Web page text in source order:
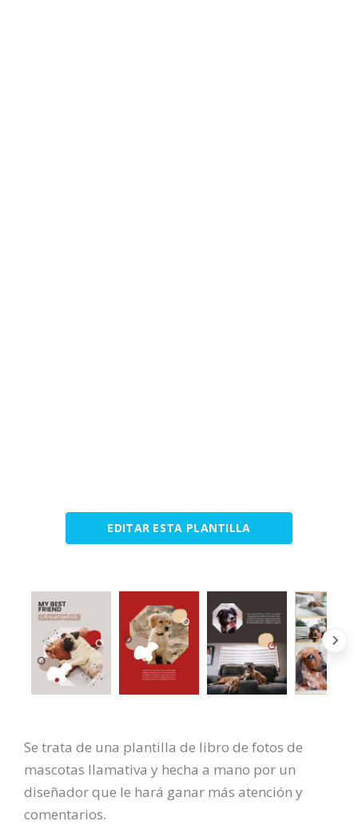
EDITAR ESTA PLANTILLA
Se trata de una plantilla de libro de fotos de
mascotas llamativa y hecha a mano por un
diseñador que le hará ganar más atención y
comentarios.